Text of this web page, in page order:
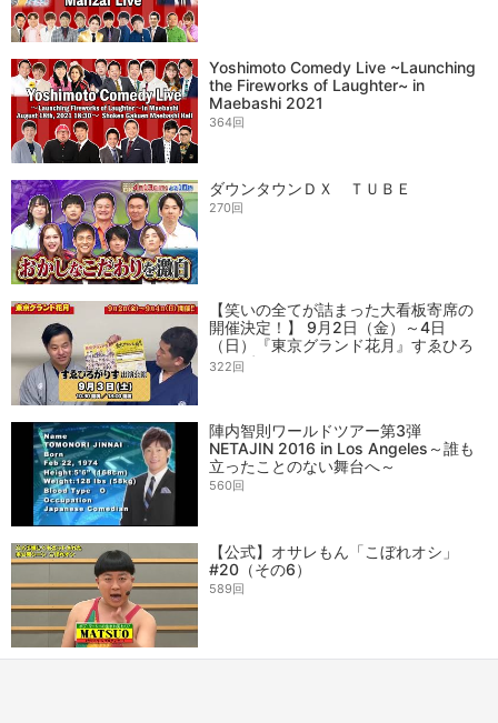
Yoshimoto Comedy Live ~Launching
the Fireworks of Laughter~ in
Maebashi 2021
364回
ダウンタウンＤＸ ＴＵＢＥ
270回
【笑いの全てが詰まった大看板寄席の
開催決定！】 9月2日（金）～4日
（日）『東京グランド花月』すゑひろ
がりずからコメントお届け！
322回
陣内智則ワールドツアー第3弾
NETAJIN 2016 in Los Angeles～誰も
立ったことのない舞台へ～
560回
【公式】オサレもん「こぼれオシ」
#20（その6）
589回